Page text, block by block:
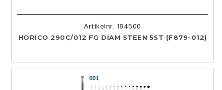
Artikelnr. 184500
HORICO 290C/012 FG DIAM STEEN 5ST (F879-012)